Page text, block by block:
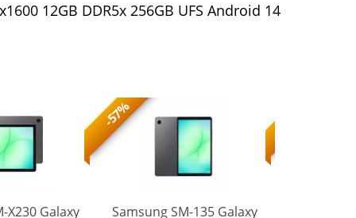
12GB DDR5x 256GB UFS Android 14
X230 Galaxy
-57%
Samsung SM-135 Galaxy